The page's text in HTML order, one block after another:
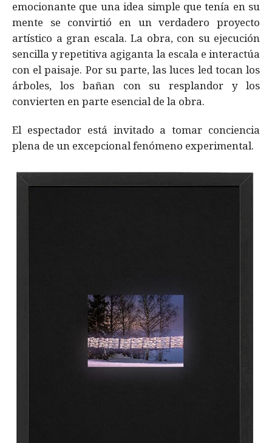
emocionante que una idea simple que tenía en su
mente se convirtió en un verdadero proyecto
artístico a gran escala. La obra, con su ejecución
sencilla y repetitiva agiganta la escala e interactúa
con el paisaje. Por su parte, las luces led tocan los
árboles, los bañan con su resplandor y los
convierten en parte esencial de la obra.
El espectador está invitado a tomar conciencia
plena de un excepcional fenómeno experimental.